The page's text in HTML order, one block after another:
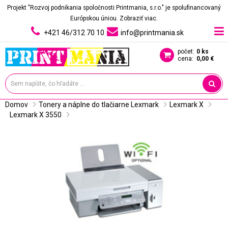
Projekt "Rozvoj podnikania spoločnosti Printmania, s.r.o." je spolufinancovaný
Európskou úniou. Zobraziť viac.
+421 46/312 70 10 info@printmania.sk
počet: 0 ks
cena: 0,00 €
Domov Tonery a náplne do tlačiarne Lexmark
Lexmark X
Lexmark X 3550